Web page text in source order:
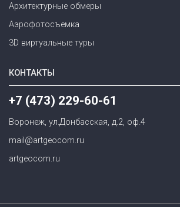
Архитектурные обмеры
Аэрофотосъемка
3D виртуальные туры
КОНТАКТЫ
+7 (473) 229-60-61
Воронеж, ул.Донбасская, д.2, оф.4
mail@artgeocom.ru
artgeocom.ru